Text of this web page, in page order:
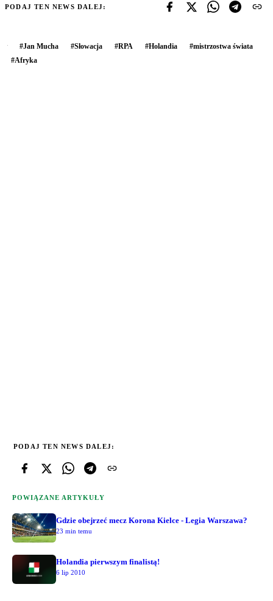
PODAJ TEN NEWS DALEJ:
#Jan Mucha #Słowacja #RPA #Holandia #mistrzostwa świata
#Afryka
PODAJ TEN NEWS DALEJ:
POWIĄZANE ARTYKUŁY
Gdzie obejrzeć mecz Korona Kielce - Legia Warszawa?
23 min temu
Holandia pierwszym finalistą!
6 lip 2010